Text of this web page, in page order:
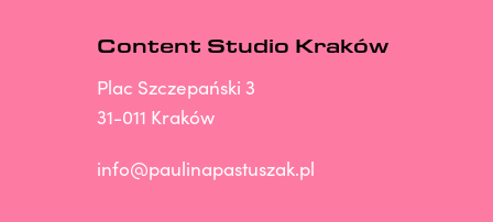
Content Studio Kraków
Plac Szczepański 3
31-011 Kraków
info@paulinapastuszak.pl